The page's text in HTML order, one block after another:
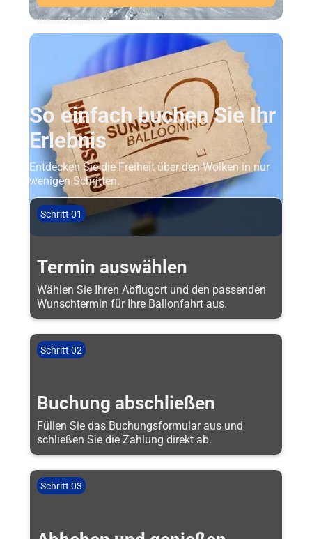
Weitere Informationen
So einfach buchen Sie Ihr
Erlebnis
Entdecken Sie die Freiheit über den Wolken in nur
wenigen Schritten.
Schritt 01
Termin auswählen
Wählen Sie Ihren Abflugort und den passenden
Wunschtermin für Ihre Ballonfahrt aus.
Schritt 02
Buchung abschließen
Füllen Sie das Buchungsformular aus und
schließen Sie die Zahlung direkt ab.
Schritt 03